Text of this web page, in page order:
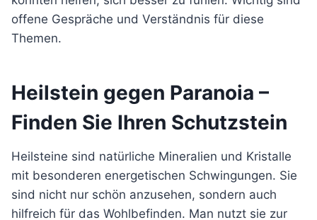
offene Gespräche und Verständnis für diese
Themen.
Heilstein gegen Paranoia –
Finden Sie Ihren Schutzstein
Heilsteine sind natürliche Mineralien und Kristalle
mit besonderen energetischen Schwingungen. Sie
sind nicht nur schön anzusehen, sondern auch
hilfreich für das Wohlbefinden. Man nutzt sie zur